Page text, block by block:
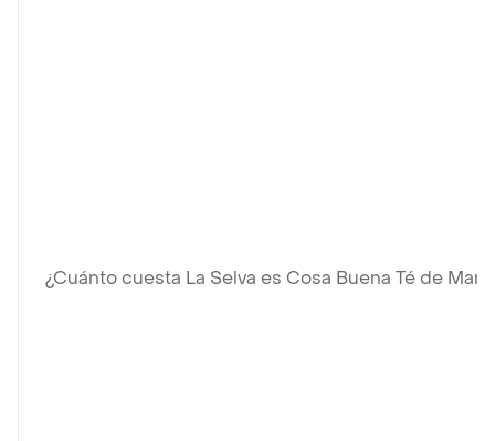
¿Cuánto cuesta La Selva es Cosa Buena Té de